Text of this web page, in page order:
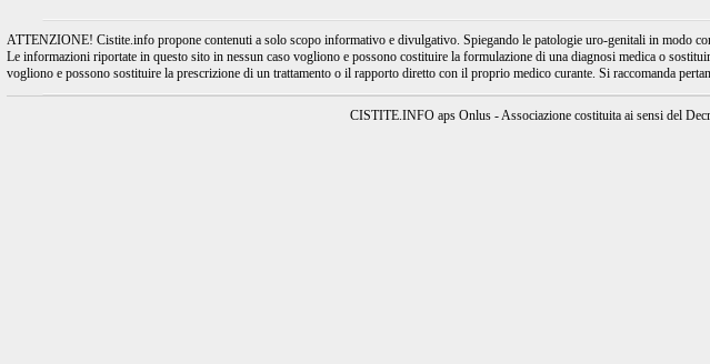
ATTENZIONE! Cistite.info propone contenuti a solo scopo informativo e divulgativo. Spiegando le patologie uro-genitali in modo
Le informazioni riportate in questo sito in nessun caso vogliono e possono costituire la formulazione di una diagnosi medica o
vogliono e possono sostituire la prescrizione di un trattamento o il rapporto diretto con il proprio medico curante. Si raccomanda
CISTITE.INFO aps Onlus - Associazione costituita ai sensi del